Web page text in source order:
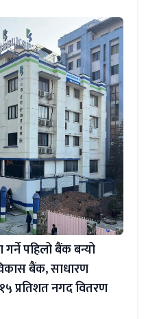
पहिलो बैंक बन्यो
बैंक, साधारण
प्रतिशत नगद वितरण